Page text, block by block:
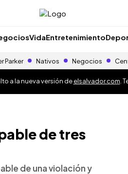
VidaEntretenimiento
Parker Nativos Negocios
a la nueva versión deelsalvador.com .
de tres
de una violación y